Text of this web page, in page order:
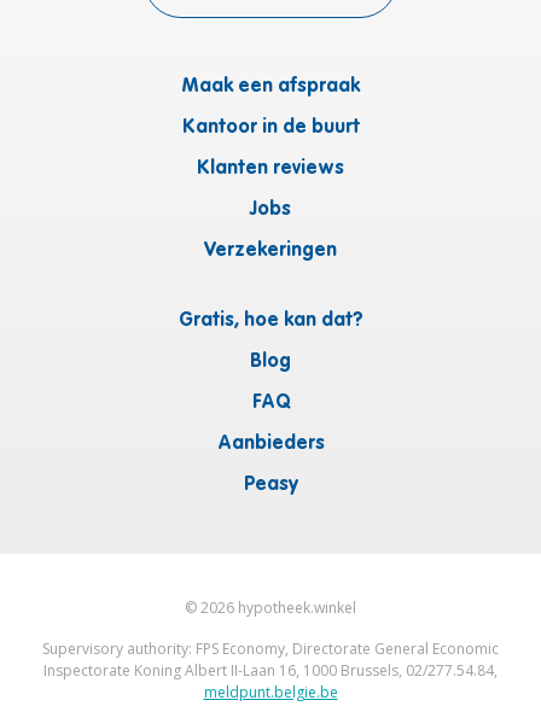
Maak een afspraak
Kantoor in de buurt
Klanten reviews
Jobs
Verzekeringen
Gratis, hoe kan dat?
Blog
FAQ
Aanbieders
Peasy
©2026 hypotheek.winkel
Supervisory authority: FPS Economy, Directorate General Economic
Inspectorate Koning Albert II-Laan 16, 1000 Brussels, 02/277.54.84,
meldpunt.belgie.be